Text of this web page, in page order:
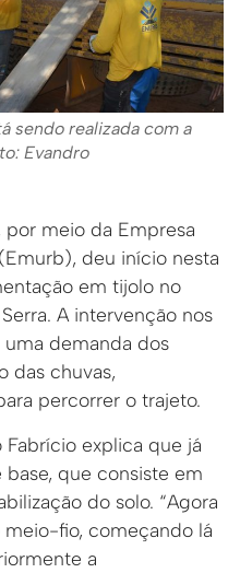
sendo realizada com a
Evandro
por meio da Empresa
deu início nesta
em tijolo no
A intervenção nos
demanda dos
das chuvas,
percorrer o trajeto.
explica que já
que consiste em
do solo. “Agora
fio, começando lá
a